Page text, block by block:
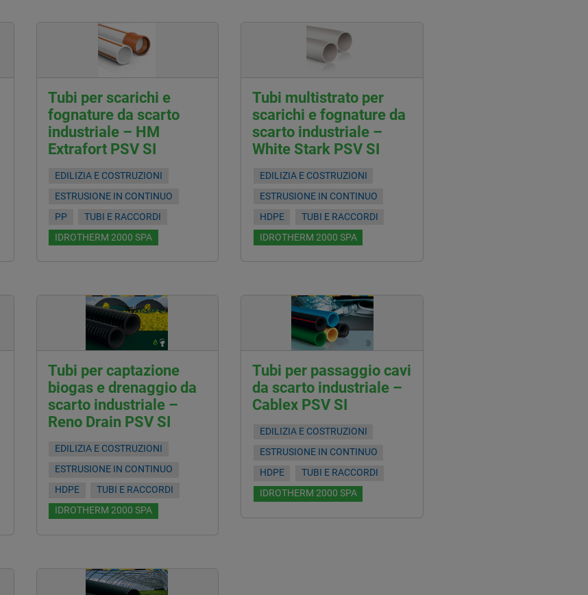
Tubi per scarichi e
fognature da scarto
industriale – HM
Extrafort PSV SI
EDILIZIA E COSTRUZIONI
ESTRUSIONE IN CONTINUO
PP
TUBI E RACCORDI
IDROTHERM 2000 SPA
Tubi multistrato per
scarichi e fognature da
scarto industriale –
White Stark PSV SI
EDILIZIA E COSTRUZIONI
ESTRUSIONE IN CONTINUO
HDPE
TUBI E RACCORDI
IDROTHERM 2000 SPA
Tubi per captazione
biogas e drenaggio da
scarto industriale –
Reno Drain PSV SI
EDILIZIA E COSTRUZIONI
ESTRUSIONE IN CONTINUO
HDPE
TUBI E RACCORDI
IDROTHERM 2000 SPA
Tubi per passaggio cavi
da scarto industriale –
Cablex PSV SI
EDILIZIA E COSTRUZIONI
ESTRUSIONE IN CONTINUO
HDPE
TUBI E RACCORDI
IDROTHERM 2000 SPA